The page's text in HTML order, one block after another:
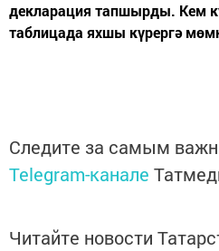
декларация тапшырды. Кем
таблицада яхшы күрергә
Следите за самым
Telegram-канале
Читайте новости